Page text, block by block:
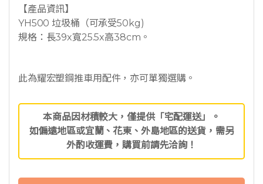
【產品資訊】
YH500 垃圾桶（可承受50kg)
規格：長39x寬25.5x高38cm。
此為耀宏塑鋼推車用配件，亦可單獨選購。
本商品因材積較大，僅提供「宅配運送」。
如偏遠地區或宜蘭、花東、外島地區的送貨，需另
外酌收運費，購買前請先洽詢！